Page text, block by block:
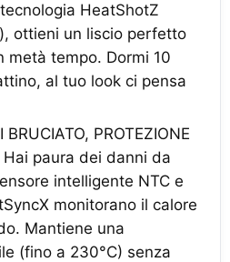
HeatShotZ
ottieni un liscio perfetto
metà tempo. Dormi 10
al tuo look ci pensa
BRUCIATO, PROTEZIONE
Hai paura dei danni da
intelligente NTC e
monitorano il calore
Mantiene una
(fino a 230°C) senza